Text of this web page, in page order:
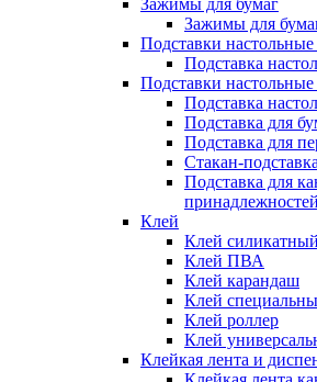
Зажимы для бумаг
Зажимы для
Подставки
Подставка
Подставки
Подставка
Подставка для
Подставка для
Стакан-подставка
Подставка для
Клей
Клей силикатный
Клей ПВА
Клей карандаш
Клей
Клей роллер
Клей
Клейкая лента и